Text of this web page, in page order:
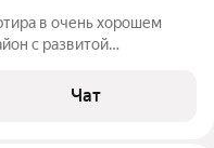
в очень хорошем
с развитой
- большая площадь
-
Чат